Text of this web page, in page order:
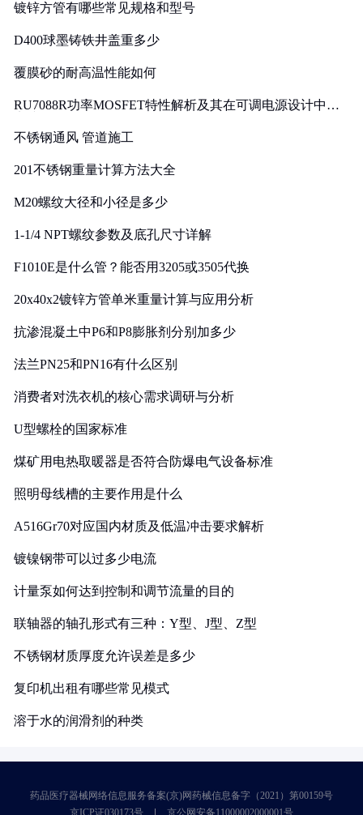
镀锌方管有哪些常见规格和型号
D400球墨铸铁井盖重多少
覆膜砂的耐高温性能如何
RU7088R功率MOSFET特性解析及其在可调电源设计中的
不锈钢通风 管道施工
201不锈钢重量计算方法大全
M20螺纹大径和小径是多少
1-1/4 NPT螺纹参数及底孔尺寸详解
F1010E是什么管？能否用3205或3505代换
20x40x2镀锌方管单米重量计算与应用分析
抗渗混凝土中P6和P8膨胀剂分别加多少
法兰PN25和PN16有什么区别
消费者对洗衣机的核心需求调研与分析
U型螺栓的国家标准
煤矿用电热取暖器是否符合防爆电气设备标准
照明母线槽的主要作用是什么
A516Gr70对应国内材质及低温冲击要求解析
镀镍钢带可以过多少电流
计量泵如何达到控制和调节流量的目的
联轴器的轴孔形式有三种：Y型、J型、Z型
不锈钢材质厚度允许误差是多少
复印机出租有哪些常见模式
溶于水的润滑剂的种类
药品医疗器械网络信息服务备案(京)网药械信息备字（2021）第00159号
京ICP证030173号
京公网安备11000002000001号